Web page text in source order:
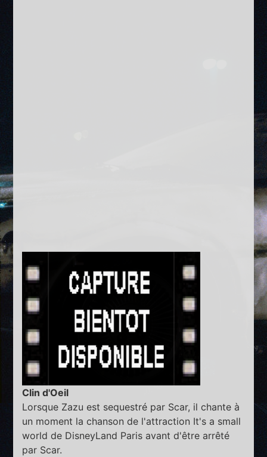
Clin d'Oeil
Lorsque Zazu est sequestré par Scar, il chante à
un moment la chanson de l'attraction It's a small
world de DisneyLand Paris avant d'être arrêté
par Scar.